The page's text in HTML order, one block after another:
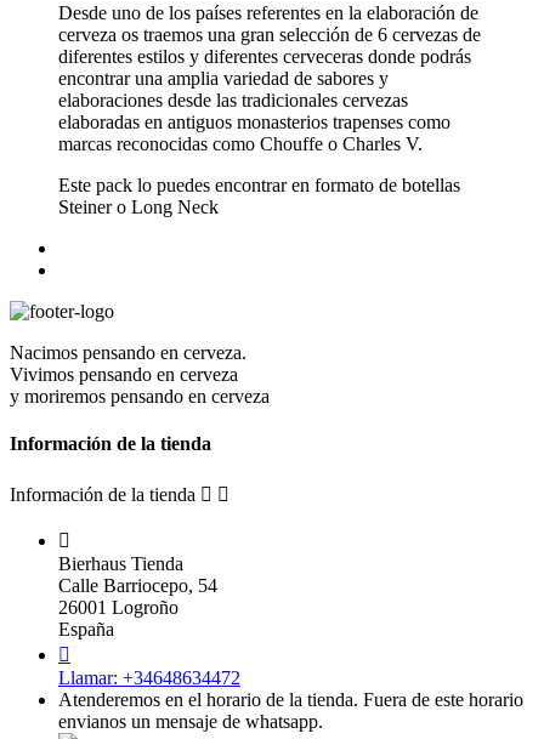
Desde uno de los países referentes en la elaboración de
cerveza os traemos una gran selección de 6 cervezas de
diferentes estilos y diferentes cerveceras donde podrás
encontrar una amplia variedad de sabores y
elaboraciones desde las tradicionales cervezas
elaboradas en antiguos monasterios trapenses como
marcas reconocidas como Chouffe o Charles V.
Este pack lo puedes encontrar en formato de botellas
Steiner o Long Neck
Nacimos pensando en cerveza.
Vivimos pensando en cerveza
y moriremos pensando en cerveza
Información de la tienda
Información de la tienda  

Bierhaus Tienda
Calle Barriocepo, 54
26001 Logroño
España

Llamar: +34648634472
Atenderemos en el horario de la tienda. Fuera de este horario
envianos un mensaje de whatsapp.